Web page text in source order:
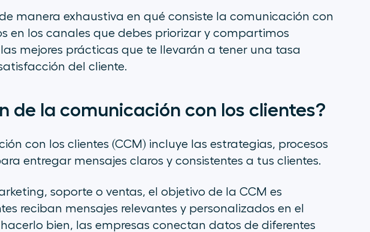
manera exhaustiva en qué consiste la comunicación con
en los canales que debes priorizar y compartimos
mejores prácticas que te llevarán a tener una tasa
del cliente.
de la comunicación con los clientes?
con los clientes (CCM) incluye las estrategias, procesos
entregar mensajes claros y consistentes a tus clientes.
, soporte o ventas, el objetivo de la CCM es
reciban mensajes relevantes y personalizados en el
bien, las empresas conectan datos de diferentes